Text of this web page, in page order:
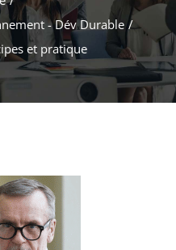
- Dév Durable /
et pratique